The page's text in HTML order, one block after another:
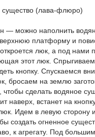
существо (лава-флюро)
— можно наполнить
платформу и
люк, а под нами
этот люк. Спрыгиваем
кнопку. Спускаемся
бросаем на землю
чтобы сделать водяное
наверх, встанет на
Идем в левую сторону
создать огненное
к агрегату. Под